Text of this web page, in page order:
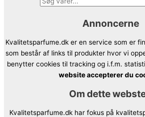
Annoncerne
Kvalitetsparfume.dk er en service som er
som består af links til produkter hvor vi
benytter cookies til tracking og i.f.m.
website accepterer du
Om dette
Kvalitetsparfume.dk har fokus på